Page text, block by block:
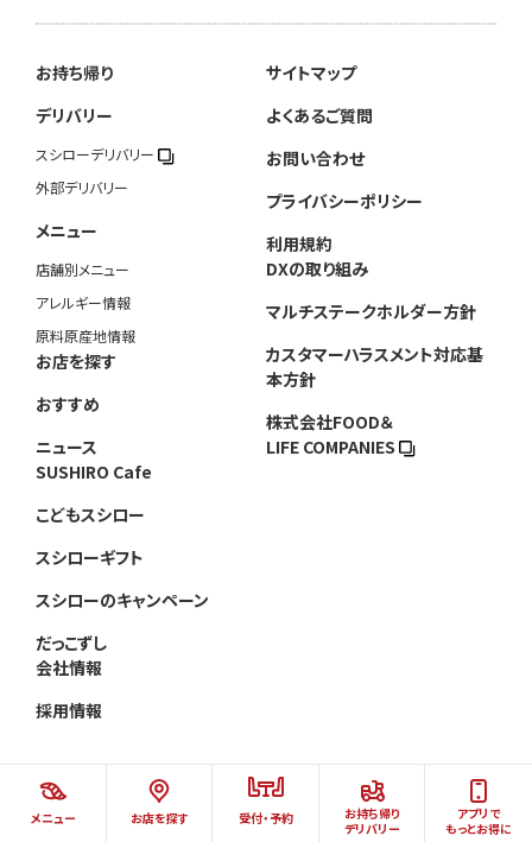
メニュー お店を探す 受付・予約
お持ち帰り
デリバリー
アプリで
もっとお得に
お持ち帰り
デリバリー
スシローデリバリー
外部デリバリー
メニュー
店舗別メニュー
アレルギー情報
原料原産地情報
お店を探す
おすすめ
ニュース
SUSHIRO Cafe
こどもスシロー
スシローギフト
スシローのキャンペーン
だっこずし
会社情報
採用情報
サイトマップ
よくあるご質問
お問い合わせ
プライバシーポリシー
利用規約
DXの取り組み
マルチステークホルダー方針
カスタマーハラスメント対応基
本方針
株式会社FOOD＆
LIFE COMPANIES
©AKINDO SUSHIRO CO.,LTD.ALL RIGHTS RESERVED.